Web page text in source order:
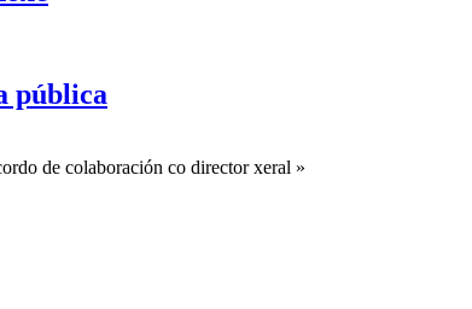
pública
de colaboración co director xeral »